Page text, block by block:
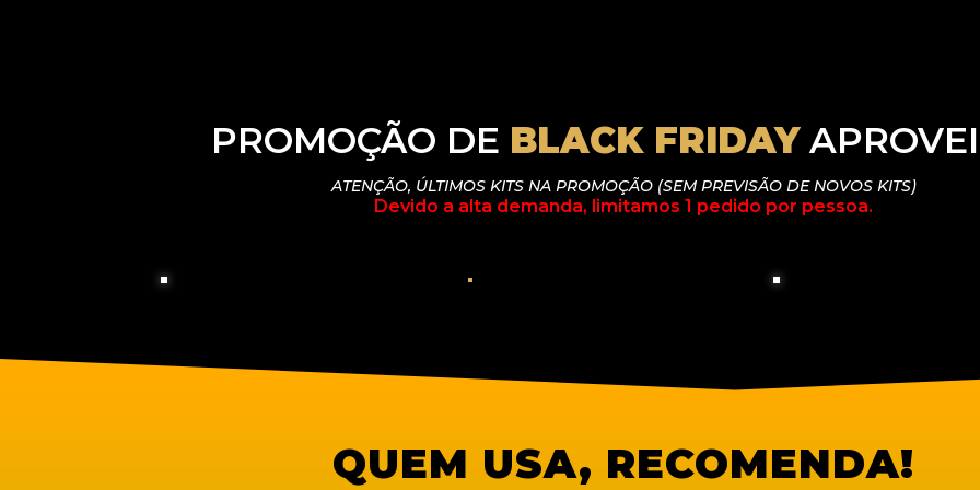
PROMOÇÃO DE BLACK FRIDAY
ATENÇÃO, ÚLTIMOS KITS NA PROMOÇÃO (SEM PREVISÃO DE NOVOS KITS)
Devido a alta demanda, limitamos 1 pedido por pessoa.
QUEM USA, RECOMENDA!